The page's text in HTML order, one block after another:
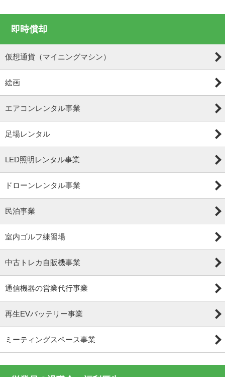
即時償却
仮想通貨（マイニングマシン）
絵画
エアコンレンタル事業
足場レンタル
LED照明レンタル事業
ドローンレンタル事業
民泊事業
室内ゴルフ練習場
中古トレカ自販機事業
通信機器の営業代行事業
再生EVバッテリー事業
ミーティングスペース事業